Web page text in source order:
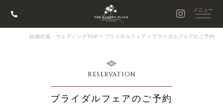
結婚式場・ウェディングTOP > ブライダルフェア > ブライダルフェアのご予約
RESERVATION
ブライダルフェアのご予約